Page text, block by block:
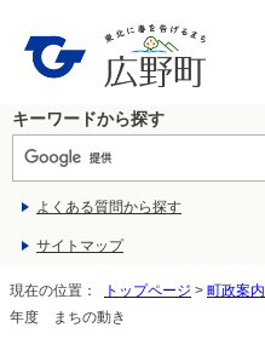
キーワードから探す
よくある質問から探す
サイトマップ
現在の位置： トップページ > 町政案内
年度 まちの動き